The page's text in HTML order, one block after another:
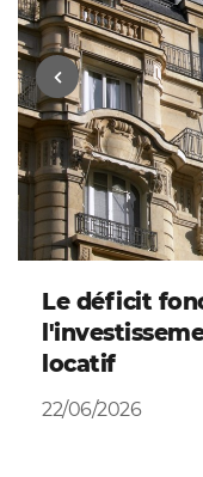
Le déficit
locatif
22/06/2026